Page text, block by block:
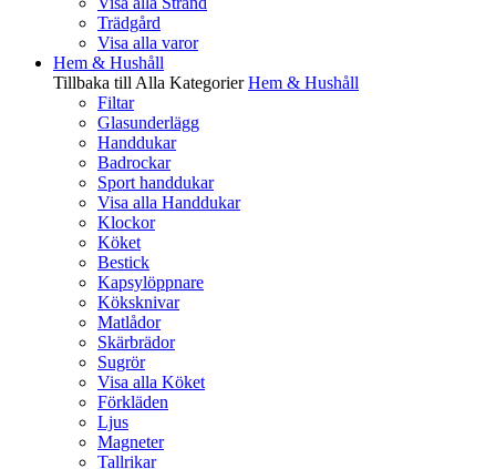
Trädgård
Visa alla varor
Hem & Hushåll
Tillbaka till Alla Kategorier Hem & Hushåll
Filtar
Glasunderlägg
Handdukar
Badrockar
Sport handdukar
Visa alla Handdukar
Klockor
Köket
Bestick
Kapsylöppnare
Köksknivar
Matlådor
Skärbrädor
Sugrör
Visa alla Köket
Förkläden
Ljus
Magneter
Tallrikar